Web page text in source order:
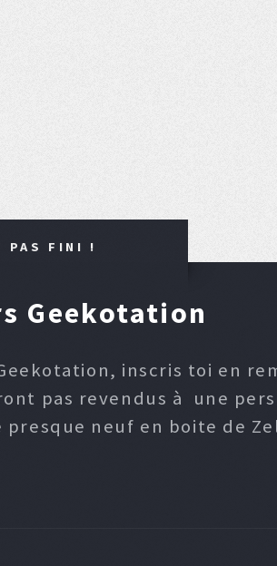
PAS FINI !
Geekotation
inscris toi en
pas revendus à une
neuf en boite de